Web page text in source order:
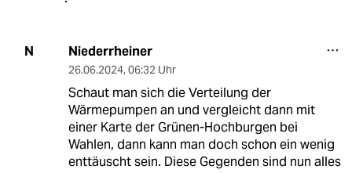
N Niederrheiner
26.06.2024, 06:32 Uhr
Schaut man sich die Verteilung der
Wärmepumpen an und vergleicht dann mit
einer Karte der Grünen-Hochburgen bei
Wahlen, dann kann man doch schon ein wenig
enttäuscht sein. Diese Gegenden sind nun alles